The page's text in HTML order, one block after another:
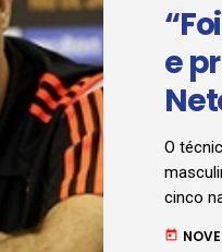
e
O
cinco
de
today